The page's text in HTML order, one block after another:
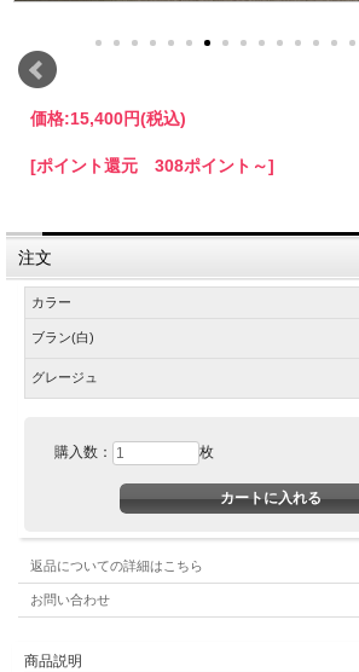
価格:15,400円(税込)
[ポイント還元 308ポイント～]
注文
カラー
ブラン(白)
グレージュ
購入数： 枚
返品についての詳細はこちら
お問い合わせ
商品説明